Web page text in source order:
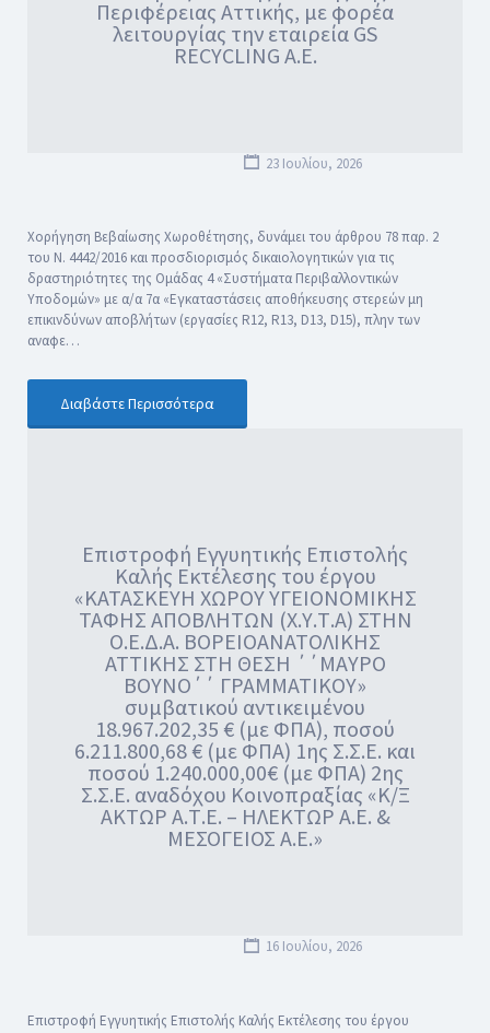
Περιφέρειας Αττικής, με φορέα
λειτουργίας την εταιρεία GS
RECYCLING Α.Ε.
23 Ιουλίου, 2026
Χορήγηση Βεβαίωσης Χωροθέτησης, δυνάμει του άρθρου 78 παρ. 2
του Ν. 4442/2016 και προσδιορισμός δικαιολογητικών για τις
δραστηριότητες της Ομάδας 4 «Συστήματα Περιβαλλοντικών
Υποδομών» με α/α 7α «Εγκαταστάσεις αποθήκευσης στερεών μη
επικινδύνων αποβλήτων (εργασίες R12, R13, D13, D15), πλην των
αναφε…
Διαβάστε Περισσότερα
Επιστροφή Εγγυητικής Επιστολής
Καλής Εκτέλεσης του έργου
«ΚΑΤΑΣΚΕΥΗ ΧΩΡΟΥ ΥΓΕΙΟΝΟΜΙΚΗΣ
ΤΑΦΗΣ ΑΠΟΒΛΗΤΩΝ (Χ.Υ.Τ.Α) ΣΤΗΝ
Ο.Ε.Δ.Α. ΒΟΡΕΙΟΑΝΑΤΟΛΙΚΗΣ
ΑΤΤΙΚΗΣ ΣΤΗ ΘΕΣΗ ΄΄ΜΑΥΡΟ
ΒΟΥΝΟ΄΄ ΓΡΑΜΜΑΤΙΚΟΥ»
συμβατικού αντικειμένου
18.967.202,35 € (με ΦΠΑ), ποσού
6.211.800,68 € (με ΦΠΑ) 1ης Σ.Σ.Ε. και
ποσού 1.240.000,00€ (με ΦΠΑ) 2ης
Σ.Σ.Ε. αναδόχου Κοινοπραξίας «Κ/Ξ
ΑΚΤΩΡ Α.Τ.Ε. – ΗΛΕΚΤΩΡ Α.Ε. &
ΜΕΣΟΓΕΙΟΣ Α.Ε.»
16 Ιουλίου, 2026
Επιστροφή Εγγυητικής Επιστολής Καλής Εκτέλεσης του έργου